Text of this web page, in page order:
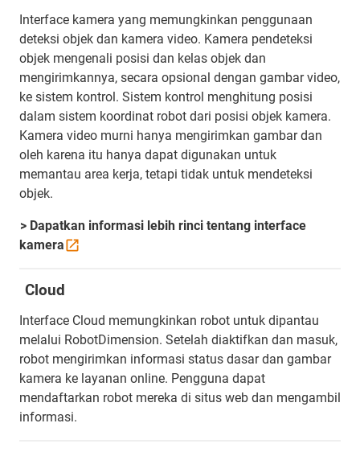
Interface kamera yang memungkinkan penggunaan
deteksi objek dan kamera video. Kamera pendeteksi
objek mengenali posisi dan kelas objek dan
mengirimkannya, secara opsional dengan gambar video,
ke sistem kontrol. Sistem kontrol menghitung posisi
dalam sistem koordinat robot dari posisi objek kamera.
Kamera video murni hanya mengirimkan gambar dan
oleh karena itu hanya dapat digunakan untuk
memantau area kerja, tetapi tidak untuk mendeteksi
objek.
> Dapatkan informasi lebih rinci tentang interface
kamera
Cloud
Interface Cloud memungkinkan robot untuk dipantau
melalui RobotDimension. Setelah diaktifkan dan masuk,
robot mengirimkan informasi status dasar dan gambar
kamera ke layanan online. Pengguna dapat
mendaftarkan robot mereka di situs web dan mengambil
informasi.